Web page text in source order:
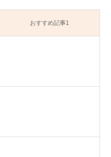
おすすめ記事1